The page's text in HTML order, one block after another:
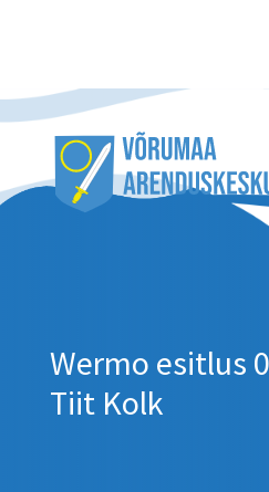
Wermo esitlus
Tiit Kolk